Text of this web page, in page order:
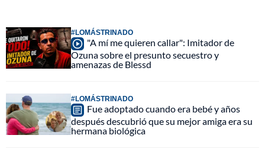
#LOMÁSTRINADO
"A mí me quieren callar": Imitador de
Ozuna sobre el presunto secuestro y
amenazas de Blessd
#LOMÁSTRINADO
Fue adoptado cuando era bebé y años
después descubrió que su mejor amiga era su
hermana biológica